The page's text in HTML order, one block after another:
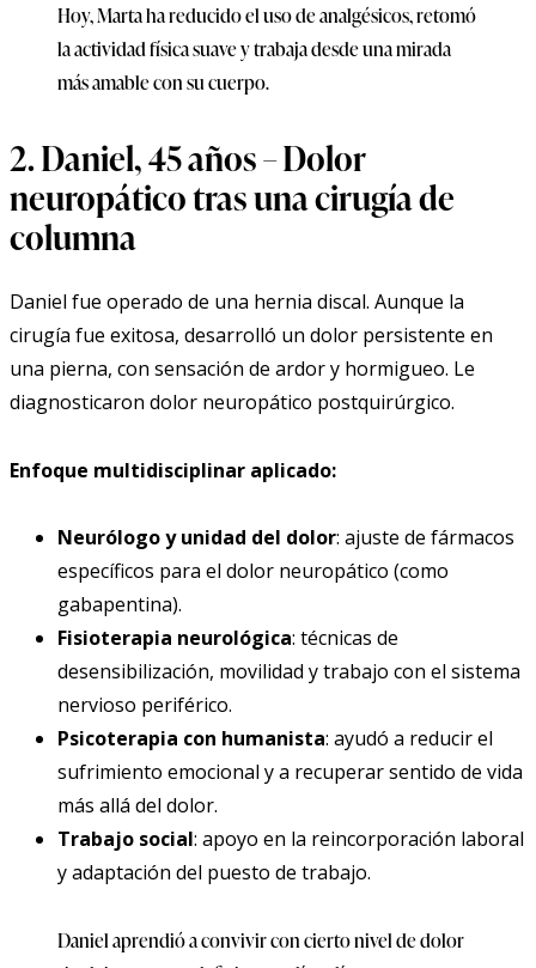
Hoy, Marta ha reducido el uso de analgésicos, retomó
la actividad física suave y trabaja desde una mirada
más amable con su cuerpo.
2. Daniel, 45 años – Dolor
neuropático tras una cirugía de
columna
Daniel fue operado de una hernia discal. Aunque la
cirugía fue exitosa, desarrolló un dolor persistente en
una pierna, con sensación de ardor y hormigueo. Le
diagnosticaron dolor neuropático postquirúrgico.
Enfoque multidisciplinar aplicado:
Neurólogo y unidad del dolor: ajuste de fármacos
específicos para el dolor neuropático (como
gabapentina).
Fisioterapia neurológica: técnicas de
desensibilización, movilidad y trabajo con el sistema
nervioso periférico.
Psicoterapia con humanista: ayudó a reducir el
sufrimiento emocional y a recuperar sentido de vida
más allá del dolor.
Trabajo social: apoyo en la reincorporación laboral
y adaptación del puesto de trabajo.
Daniel aprendió a convivir con cierto nivel de dolor